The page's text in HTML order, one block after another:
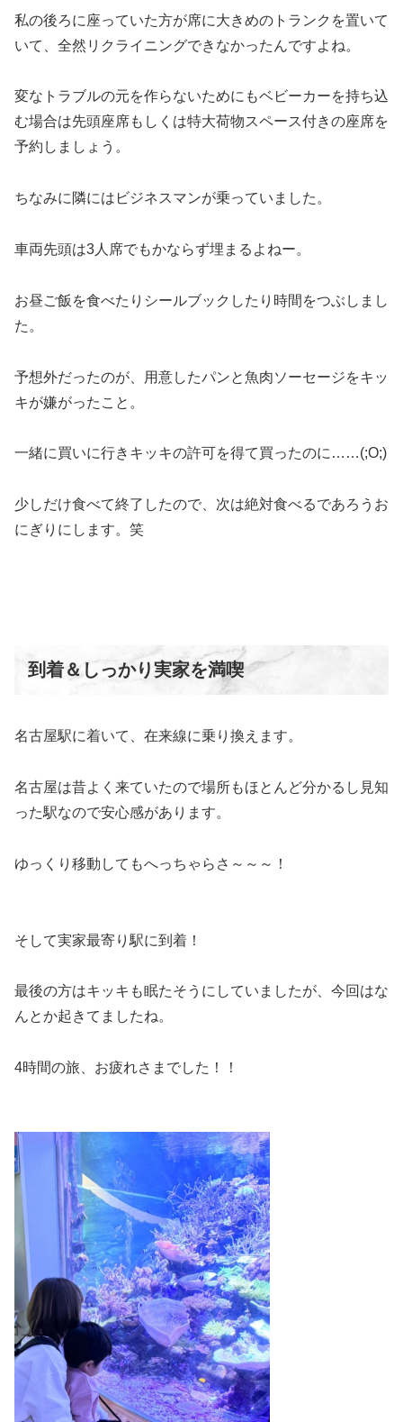
私の後ろに座っていた方が席に大きめのトランクを置いて
いて、全然リクライニングできなかったんですよね。
変なトラブルの元を作らないためにもベビーカーを持ち込
む場合は先頭座席もしくは特大荷物スペース付きの座席を
予約しましょう。
ちなみに隣にはビジネスマンが乗っていました。
車両先頭は3人席でもかならず埋まるよねー。
お昼ご飯を食べたりシールブックしたり時間をつぶしまし
た。
予想外だったのが、用意したパンと魚肉ソーセージをキッ
キが嫌がったこと。
一緒に買いに行きキッキの許可を得て買ったのに……(;O;)
少しだけ食べて終了したので、次は絶対食べるであろうお
にぎりにします。笑
到着＆しっかり実家を満喫
名古屋駅に着いて、在来線に乗り換えます。
名古屋は昔よく来ていたので場所もほとんど分かるし見知
った駅なので安心感があります。
ゆっくり移動してもへっちゃらさ～～～！
そして実家最寄り駅に到着！
最後の方はキッキも眠たそうにしていましたが、今回はな
んとか起きてましたね。
4時間の旅、お疲れさまでした！！